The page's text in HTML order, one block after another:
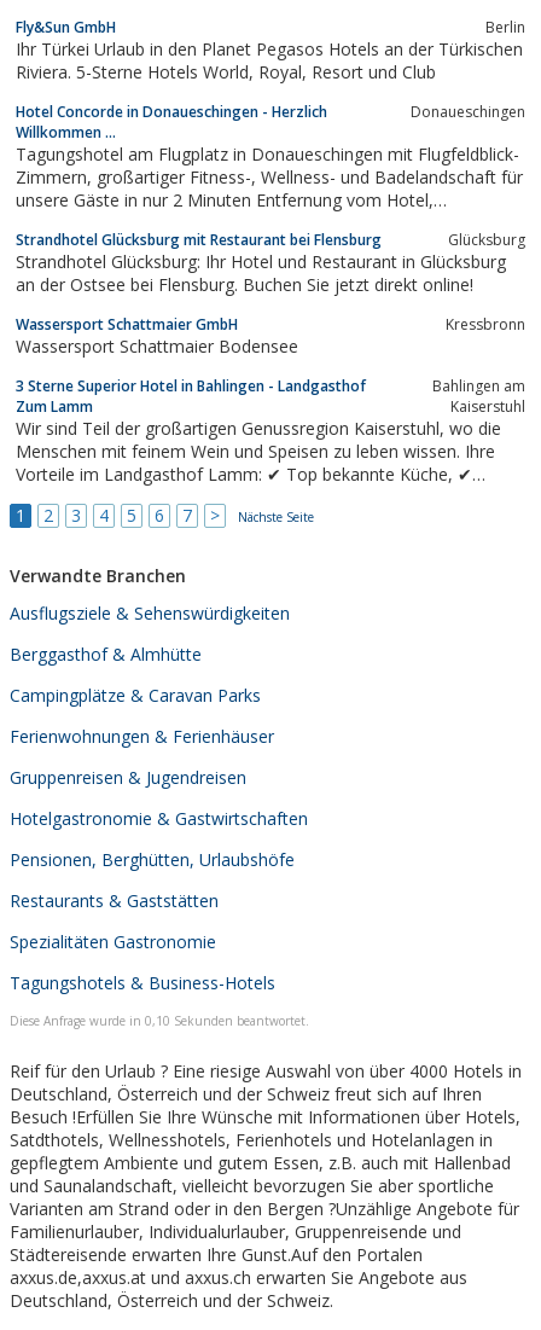
Fly&Sun GmbH Berlin
Ihr Türkei Urlaub in den Planet Pegasos Hotels an der Türkischen
Riviera. 5-Sterne Hotels World, Royal, Resort und Club
Hotel Concorde in Donaueschingen - Herzlich
Willkommen ...
Donaueschingen
Tagungshotel am Flugplatz in Donaueschingen mit Flugfeldblick-
Zimmern, großartiger Fitness-, Wellness- und Badelandschaft für
unsere Gäste in nur 2 Minuten Entfernung vom Hotel,
Donaueschingen im Schwarzwald.
Strandhotel Glücksburg mit Restaurant bei Flensburg Glücksburg
Strandhotel Glücksburg: Ihr Hotel und Restaurant in Glücksburg
an der Ostsee bei Flensburg. Buchen Sie jetzt direkt online!
Wassersport Schattmaier GmbH Kressbronn
Wassersport Schattmaier Bodensee
3 Sterne Superior Hotel in Bahlingen - Landgasthof
Zum Lamm
Bahlingen am
Kaiserstuhl
Wir sind Teil der großartigen Genussregion Kaiserstuhl, wo die
Menschen mit feinem Wein und Speisen zu leben wissen. Ihre
Vorteile im Landgasthof Lamm: ✔ Top bekannte Küche, ✔
1 2 3 4 5 6 7 > Nächste Seite
Verwandte Branchen
Ausflugsziele & Sehenswürdigkeiten
Berggasthof & Almhütte
Campingplätze & Caravan Parks
Ferienwohnungen & Ferienhäuser
Gruppenreisen & Jugendreisen
Hotelgastronomie & Gastwirtschaften
Pensionen, Berghütten, Urlaubshöfe
Restaurants & Gaststätten
Spezialitäten Gastronomie
Tagungshotels & Business-Hotels
Diese Anfrage wurde in 0,10 Sekunden beantwortet.
Reif für den Urlaub ? Eine riesige Auswahl von über 4000 Hotels in
Deutschland, Österreich und der Schweiz freut sich auf Ihren
Besuch !Erfüllen Sie Ihre Wünsche mit Informationen über Hotels,
Satdthotels, Wellnesshotels, Ferienhotels und Hotelanlagen in
gepflegtem Ambiente und gutem Essen, z.B. auch mit Hallenbad
und Saunalandschaft, vielleicht bevorzugen Sie aber sportliche
Varianten am Strand oder in den Bergen ?Unzählige Angebote für
Familienurlauber, Individualurlauber, Gruppenreisende und
Städtereisende erwarten Ihre Gunst.Auf den Portalen
axxus.de,axxus.at und axxus.ch erwarten Sie Angebote aus
Deutschland, Österreich und der Schweiz.